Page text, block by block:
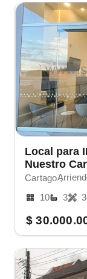
Local para
Nuestro
Cartago ,
10
3
$